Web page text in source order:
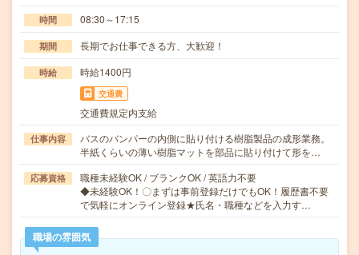
時間 08:30～17:15
期間 長期でお仕事できる方、大歓迎！
時給 時給1400円
交通費
交通費規定内支給
仕事内容
バスのバンパーの内側に貼り付ける樹脂製品の成形業務。
半紙くらいの薄い樹脂マットを部品に貼り付けて形を…
応募資格
職種未経験OK / ブランクOK / 英語力不要
◆未経験OK！〇まずは事前登録だけでもOK！履歴書不要
で気軽にオンライン登録★氏名・職種などを入力す…
職場の雰囲気